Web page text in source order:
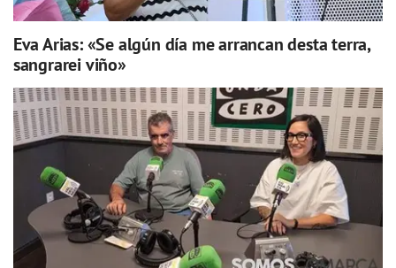
Eva Arias: «Se algún día me arrancan desta terra,
sangrarei viño»